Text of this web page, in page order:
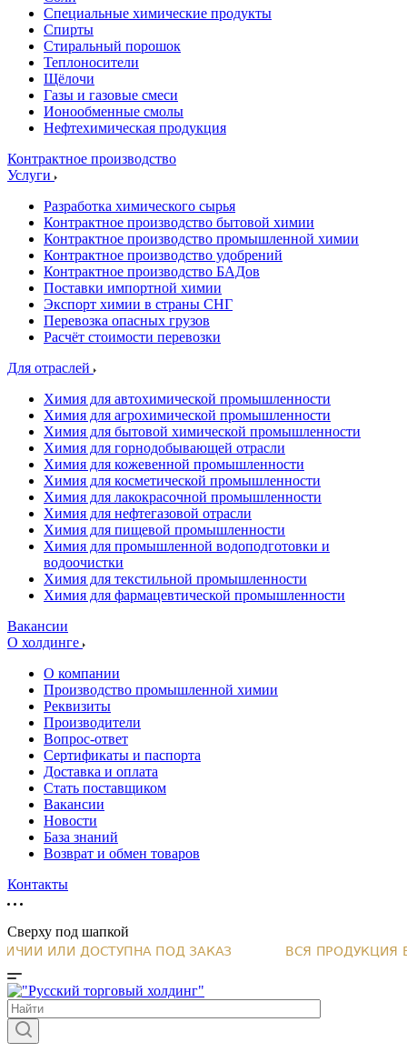
Специальные химические продукты
Спирты
Стиральный порошок
Теплоносители
Щёлочи
Газы и газовые смеси
Ионообменные смолы
Нефтехимическая продукция
Контрактное производство
Услуги
Разработка химического сырья
Контрактное производство бытовой химии
Контрактное производство промышленной химии
Контрактное производство удобрений
Контрактное производство БАДов
Поставки импортной химии
Экспорт химии в страны СНГ
Перевозка опасных грузов
Расчёт стоимости перевозки
Для отраслей
Химия для автохимической промышленности
Химия для агрохимической промышленности
Химия для бытовой химической промышленности
Химия для горнодобывающей отрасли
Химия для кожевенной промышленности
Химия для косметической промышленности
Химия для лакокрасочной промышленности
Химия для нефтегазовой отрасли
Химия для пищевой промышленности
Химия для промышленной водоподготовки и
водоочистки
Химия для текстильной промышленности
Химия для фармацевтической промышленности
Вакансии
О холдинге
О компании
Производство промышленной химии
Реквизиты
Производители
Вопрос-ответ
Сертификаты и паспорта
Доставка и оплата
Стать поставщиком
Вакансии
Новости
База знаний
Возврат и обмен товаров
Контакты
Сверху под шапкой